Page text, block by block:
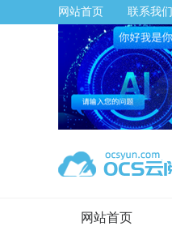
网站首页 联系我们
网站首页